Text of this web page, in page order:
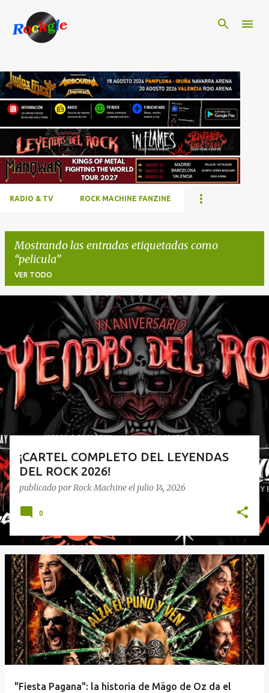
RADIO & TV ROCK MACHINE FANZINE
Mostrando las entradas etiquetadas como
pelicula
VER TODO
t
a
d
s
¡CARTEL COMPLETO DEL LEYENDAS
DEL ROCK 2026!
publicado porRock Machineel julio 14, 2026
0
"Fiesta Pagana": la historia de Mägo de Oz da el